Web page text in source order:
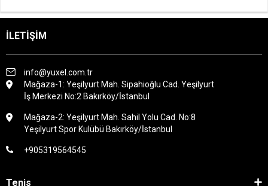
İLETİŞİM
info@yuxel.com.tr
Mağaza-1: Yeşilyurt Mah. Sipahioğlu Cad. Yeşilyurt
İş Merkezi No:2 Bakırköy/İstanbul
Mağaza-2: Yeşilyurt Mah. Sahil Yolu Cad. No:8
Yeşilyurt Spor Kulübü Bakırköy/İstanbul
+905319564545
Tenis